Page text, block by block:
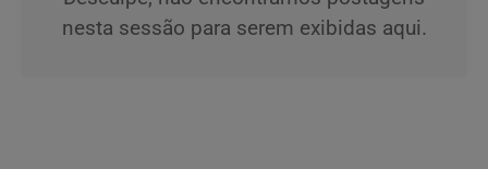
nesta sessão para serem exibidas aqui.